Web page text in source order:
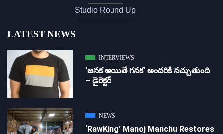
Studio Round Up
LATEST NEWS
INTERVIEWS
‘జ‌న‌క అయితే గ‌న‌క‌’ అందరికీ నచ్చుతుంది
– డైరెక్ట‌ర్
NEWS
‘RawKing’ Manoj Manchu Restores